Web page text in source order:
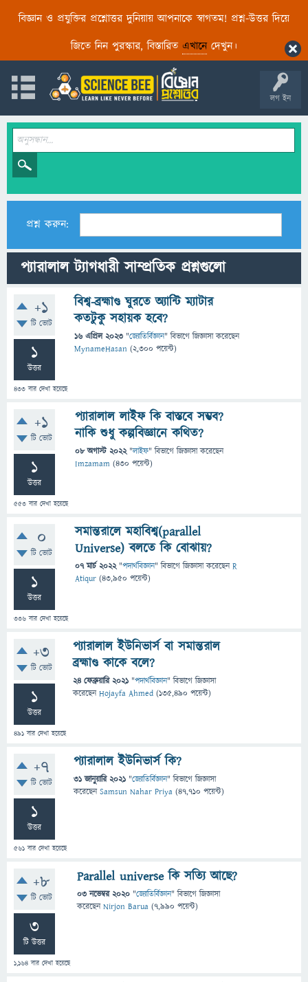
বিজ্ঞান ও প্রযুক্তির প্রশ্নোত্তর দুনিয়ায় আপনাকে স্বাগতম! প্রশ্ন-উত্তর দিয়ে
জিতে নিন পুরস্কার, বিস্তারিত এখানেদেখুন।
লগ ইন
প্রশ্ন করুন:
প্যারালাল ট্যাগধারী সাম্প্রতিক প্রশ্নগুলো
+1
টি ভোট
1
উত্তর
433 বার দেখা হয়েছে
বিশ্ব-ব্রহ্মাণ্ড ঘুরতে অ্যান্টি ম্যাটার
কতটুকু সহায়ক হবে?
16 এপ্রিল 2023 "জ্যোতির্বিজ্ঞান" বিভাগে জিজ্ঞাসাকরেছেন
MynameHasan (2,300 পয়েন্ট)
+1
টি ভোট
1
উত্তর
553 বার দেখা হয়েছে
প্যারালাল লাইফ কি বাস্তবে সম্ভব?
নাকি শুধু কল্পবিজ্ঞানে কথিত?
08 অগাস্ট 2022 "লাইফ" বিভাগে জিজ্ঞাসাকরেছেন
Imzamam (430 পয়েন্ট)
0
টি ভোট
1
উত্তর
336 বার দেখা হয়েছে
সমান্তরালে মহাবিশ্ব(parallel
Universe) বলতে কি বোঝায়?
07 মার্চ 2022 "পদার্থবিজ্ঞান" বিভাগে জিজ্ঞাসাকরেছেনR
Atiqur (43,950 পয়েন্ট)
+3
টি ভোট
1
উত্তর
491 বার দেখা হয়েছে
প্যারালাল ইউনিভার্স বা সমান্তরাল
ব্রহ্মাণ্ড কাকে বলে?
24 ফেব্রুয়ারি 2021 "পদার্থবিজ্ঞান" বিভাগে জিজ্ঞাসা
করেছেনHojayfa Ahmed (135,490 পয়েন্ট)
+7
টি ভোট
1
উত্তর
561 বার দেখা হয়েছে
প্যারালাল ইউনিভার্স কি?
31 জানুয়ারি 2021 "জ্যোতির্বিজ্ঞান" বিভাগে জিজ্ঞাসা
করেছেনSamsun Nahar Priya (47,710 পয়েন্ট)
+8
টি ভোট
3
টি উত্তর
1,164 বার দেখা হয়েছে
Parallel universe কি সত্যি আছে?
03 নভেম্বর 2020 "জ্যোতির্বিজ্ঞান" বিভাগে জিজ্ঞাসা
করেছেনNirjon Barua (7,990 পয়েন্ট)